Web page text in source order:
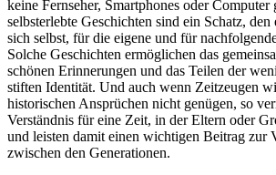
keine Fernseher, Smartphones oder Computer
selbsterlebte Geschichten sind ein Schatz,
sich selbst, für die eigene und für
Solche Geschichten ermöglichen das
schönen Erinnerungen und das Teilen der
stiften Identität. Und auch wenn Zeitzeugen
historischen Ansprüchen nicht genügen, so
Verständnis für eine Zeit, in der Eltern oder
und leisten damit einen wichtigen Beitrag zur
zwischen den Generationen.